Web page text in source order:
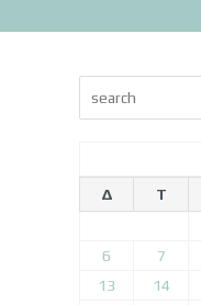
Δ
Τ
6
7
13
14